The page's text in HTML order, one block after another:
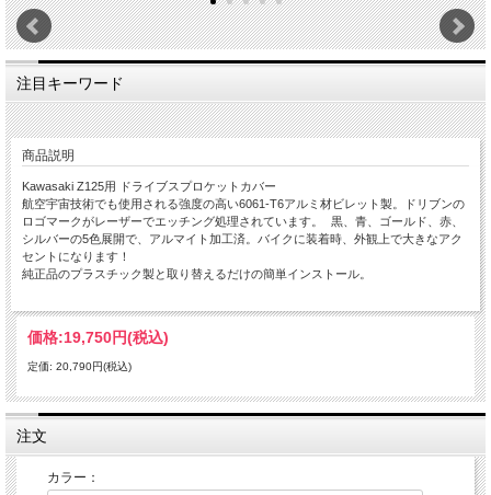
注目キーワード
商品説明
Kawasaki Z125用 ドライブスプロケットカバー
航空宇宙技術でも使用される強度の高い6061-T6アルミ材ビレット製。ドリブンの
ロゴマークがレーザーでエッチング処理されています。 黒、青、ゴールド、赤、
シルバーの5色展開で、アルマイト加工済。バイクに装着時、外観上で大きなアク
セントになります！
純正品のプラスチック製と取り替えるだけの簡単インストール。
価格:19,750円(税込)
定価: 20,790円(税込)
注文
カラー：